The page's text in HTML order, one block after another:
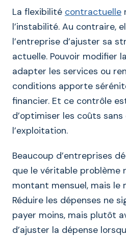
La flexibilité contractuelle
l’instabilité. Au contraire,
l’entreprise d’ajuster sa
actuelle. Pouvoir modifier
adapter les services ou
conditions apporte
financier. Et ce contrôle
d’optimiser les coûts
l’exploitation.
Beaucoup d’entreprises
que le véritable problème
montant mensuel, mais le
Réduire les dépenses ne
payer moins, mais plutôt
d’ajuster la dépense